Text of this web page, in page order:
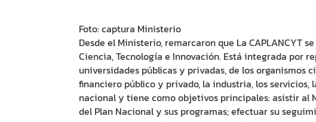
Foto: captura Ministerio
Desde el Ministerio, remarcaron que La CAPLANCYT
Ciencia, Tecnología e Innovación. Está integrada por
universidades públicas y privadas, de los organismos
financiero público y privado, la industria, los servicios,
nacional y tiene como objetivos principales: asistir al
del Plan Nacional y sus programas; efectuar su